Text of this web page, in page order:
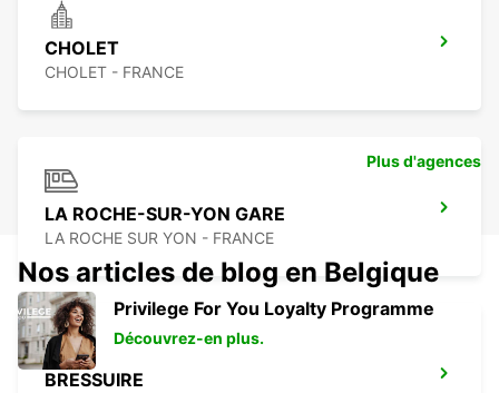
CHOLET
CHOLET - FRANCE
LA ROCHE-SUR-YON GARE
LA ROCHE SUR YON - FRANCE
BRESSUIRE
Plus d'agences
Nos articles de blog en Belgique
Privilege For You Loyalty Programme
Découvrez-en plus.